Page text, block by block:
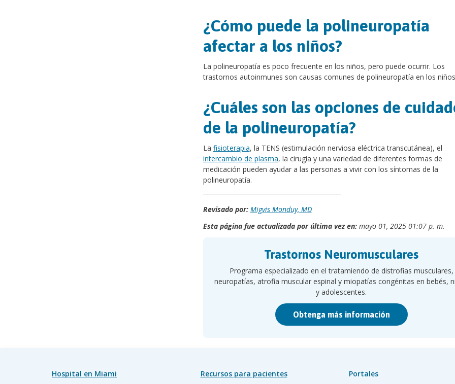
¿Cómo puede la polineuropatía
afectar a los niños?
La polineuropatía es poco frecuente en los niños, pero puede ocurrir. Los
trastornos autoinmunes son causas comunes de polineuropatía en los
¿Cuáles son las opciones de
de la polineuropatía?
La fisioterapia, la TENS (estimulación nerviosa eléctrica transcutánea), el
intercambio de plasma, la cirugía y una variedad de diferentes formas de
medicación pueden ayudar a las personas a vivir con los síntomas de la
polineuropatía.
Revisado por: Migvis Monduy, MD
Esta página fue actualizada por última vez en:mayo 01, 2025 01:07 p. m.
Trastornos Neuromusculares
Programa especializado en el tratamiendo de distrofias musculares,
neuropatías, atrofia muscular espinal y miopatías congénitas en bebés,
y adolescentes.
Obtenga más información
Hospital en Miami
Recursos para pacientes
Portales